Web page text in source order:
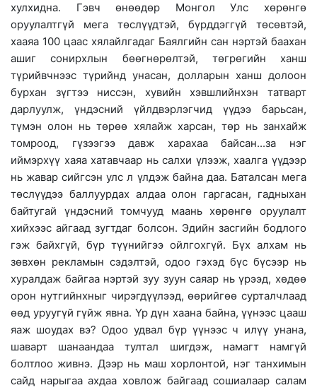
хулхидна. Гэвч өнөөдөр Монгол Улс хөрөнгө
оруулалтгүй мега төслүүдтэй, бүрддэггүй төсөвтэй,
хааяа 100 цаас хялайлгадаг Баялгийн сан нэртэй баахан
ашиг сонирхлын бөөгнөрөлтэй, төгрөгийн ханш
түрийвчнээс түрийнд унасан, долларын ханш долоон
бурхан зүгтээ ниссэн, хувийн хэвшлийнхэн татварт
дарлуулж, үндэсний үйлдвэрлэгчид үүдээ барьсан,
түмэн олон нь төрөө хялайж харсан, төр нь занхайж
томроод, гүзээгээ давж харахаа байсан...за нэг
иймэрхүү хаяа хатавчаар нь салхи үлээж, хаалга үүдээр
нь жавар сийгсэн улс л үлдэж байна даа. Баталсан мега
төслүүдээ баллуурдах алдаа олон гаргасан, гадныхан
байтугай үндэсний томчууд маань хөрөнгө оруулалт
хийхээс айгаад зугтдаг болсон. Эдийн засгийн бодлого
гэж байхгүй, бүр түүнийгээ ойлгохгүй. Бүх алхам нь
зөвхөн рекламын сэдэлтэй, одоо гэхэд бүс бүсээр нь
хуралдаж байгаа нэртэй зуу зуун саяар нь үрээд, хөдөө
орон нутгийнхныг чирэгдүүлээд, өөрийгөө сурталчлаад
өөд уруугүй гүйж явна. Үр дүн хаана байна, үүнээс цааш
яаж шоудах вэ? Одоо удвал бүр үүнээс ч илүү унана,
шаварт шанаандаа тултал шигдэж, намагт намгүй
болтлоо живнэ. Дээр нь маш хорлонтой, нэг танхимын
сайд нарыгаа ахдаа ховлож байгаад сошиалаар салам